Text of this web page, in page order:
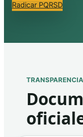
Radicar PQRSD